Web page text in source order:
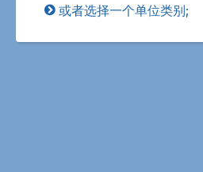
或者选择一个单位类别;